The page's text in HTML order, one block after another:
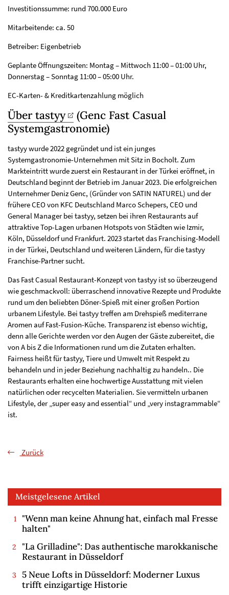
Investitionssumme: rund 700.000 Euro
Mitarbeitende: ca. 50
Betreiber: Eigenbetrieb
Geplante Öffnungszeiten: Montag – Mittwoch 11:00 – 01:00 Uhr,
Donnerstag – Sonntag 11:00 – 05:00 Uhr.
EC-Karten- & Kreditkartenzahlung möglich
Über tastyy (Genc Fast Casual
Systemgastronomie)
tastyy wurde 2022 gegründet und ist ein junges
Systemgastronomie-Unternehmen mit Sitz in Bocholt. Zum
Markteintritt wurde zuerst ein Restaurant in der Türkei eröffnet, in
Deutschland beginnt der Betrieb im Januar 2023. Die erfolgreichen
Unternehmer Deniz Genc, (Gründer von SATIN NATUREL) und der
frühere CEO von KFC Deutschland Marco Schepers, CEO und
General Manager bei tastyy, setzen bei ihren Restaurants auf
attraktive Top-Lagen urbanen Hotspots von Städten wie Izmir,
Köln, Düsseldorf und Frankfurt. 2023 startet das Franchising-Modell
in der Türkei, Deutschland und weiteren Ländern, für die tastyy
Franchise-Partner sucht.
Das Fast Casual Restaurant-Konzept von tastyy ist so überzeugend
wie geschmackvoll: überraschend innovative Rezepte und Produkte
rund um den beliebten Döner-Spieß mit einer großen Portion
urbanem Lifestyle. Bei tastyy treffen am Drehspieß mediterrane
Aromen auf Fast-Fusion-Küche. Transparenz ist ebenso wichtig,
denn alle Gerichte werden vor den Augen der Gäste zubereitet, die
von A bis Z die Informationen rund um die Zutaten erhalten.
Fairness heißt für tastyy, Tiere und Umwelt mit Respekt zu
behandeln und in jeder Beziehung nachhaltig zu handeln.. Die
Restaurants erhalten eine hochwertige Ausstattung mit vielen
natürlichen oder recycelten Materialien. Sie vermitteln urbanen
Lifestyle, der „super easy and essential“ und „very instagrammable“
ist.
Zurück
Meistgelesene Artikel
"Wenn man keine Ahnung hat, einfach mal Fresse
halten"
"La Grilladine": Das authentische marokkanische
Restaurant in Düsseldorf
5 Neue Lofts in Düsseldorf: Moderner Luxus
trifft einzigartige Historie